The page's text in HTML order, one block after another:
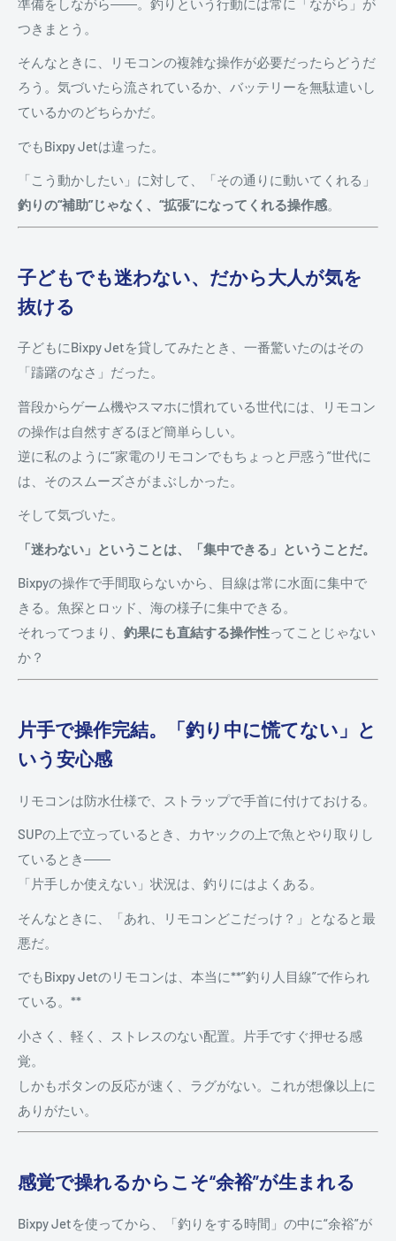
準備をしながら――。釣りという行動には常に「ながら」が
つきまとう。
そんなときに、リモコンの複雑な操作が必要だったらどうだ
ろう。気づいたら流されているか、バッテリーを無駄遣いし
ているかのどちらかだ。
でもBixpy Jetは違った。
「こう動かしたい」に対して、「その通りに動いてくれる」
釣りの“補助”じゃなく、“拡張”になってくれる操作感。
子どもでも迷わない、だから大人が気を
抜ける
子どもにBixpy Jetを貸してみたとき、一番驚いたのはその
「躊躇のなさ」だった。
普段からゲーム機やスマホに慣れている世代には、リモコン
の操作は自然すぎるほど簡単らしい。
逆に私のように“家電のリモコンでもちょっと戸惑う”世代に
は、そのスムーズさがまぶしかった。
そして気づいた。
「迷わない」ということは、「集中できる」ということだ。
Bixpyの操作で手間取らないから、目線は常に水面に集中で
きる。魚探とロッド、海の様子に集中できる。
それってつまり、 釣果にも直結する操作性ってことじゃない
か？
片手で操作完結。「釣り中に慌てない」と
いう安心感
リモコンは防水仕様で、ストラップで手首に付けておける。
SUPの上で立っているとき、カヤックの上で魚とやり取りし
ているとき――
「片手しか使えない」状況は、釣りにはよくある。
そんなときに、「あれ、リモコンどこだっけ？」となると最
悪だ。
でもBixpy Jetのリモコンは、本当に**“釣り人目線”で作られ
ている。**
小さく、軽く、ストレスのない配置。片手ですぐ押せる感
覚。
しかもボタンの反応が速く、ラグがない。これが想像以上に
ありがたい。
感覚で操れるからこそ“余裕”が生まれる
Bixpy Jetを使ってから、「釣りをする時間」の中に“余裕”が